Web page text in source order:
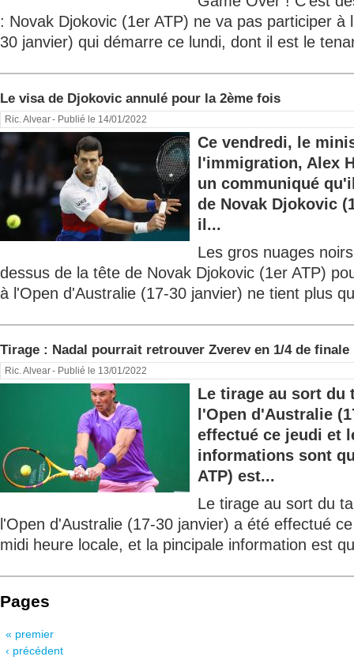
: Novak Djokovic (1er ATP) ne va pas participer à
30 janvier) qui démarre ce lundi, dont il est le
Le visa de Djokovic annulé pour la 2ème fois
Ric. Alvear- Publié le 14/01/2022
Ce vendredi, le
l'immigration, Alex
un communiqué
de Novak Djokovic
il...
Les gros nuages
dessus de la tête de Novak Djokovic (1er ATP)
à l'Open d'Australie (17-30 janvier) ne tient plus
Tirage : Nadal pourrait retrouver Zverev en 1/4 de finale
Ric. Alvear- Publié le 13/01/2022
Le tirage au sort du
l'Open d'Australie
effectué ce jeudi et
informations sont
ATP) est...
Le tirage au sort du
l'Open d'Australie (17-30 janvier) a été effectué
midi heure locale, et la pincipale information est
Pages
« premier
‹ précédent